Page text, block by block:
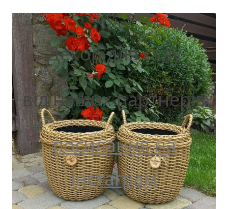
Декор для саду
від наших партнерів
посилання на
інстаграм